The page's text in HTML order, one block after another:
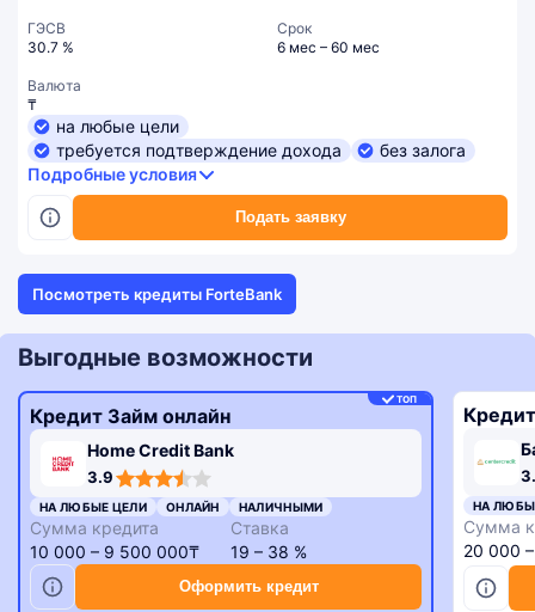
Подать заявку
ГЭСВ
30.7 %
Срок
6 мес – 60 мес
Валюта
₸
на любые цели
требуется подтверждение дохода
без залога
Подробные условия
Посмотреть кредиты ForteBank
Выгодные возможности
ТОП
Кредит Займ онлайн
Home Credit Bank
3.9
rating
НА ЛЮБЫЕ ЦЕЛИ ОНЛАЙН НАЛИЧНЫМИ
Сумма кредита
10 000 – 9 500 000₸
Ставка
19 – 38 %
Оформить кредит
НА
Сумма
20 000